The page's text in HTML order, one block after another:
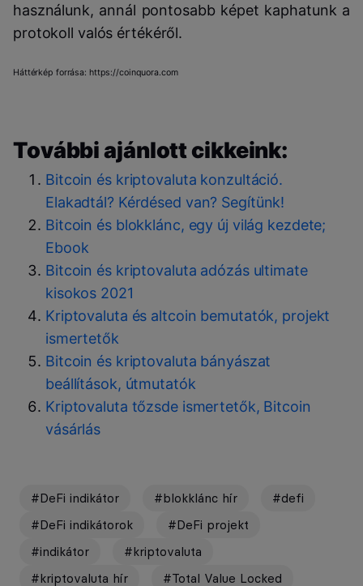
használunk, annál pontosabb képet kaphatunk a
protokoll valós értékéről.
Háttérkép forrása: https://coinquora.com
További ajánlott cikkeink:
Bitcoin és kriptovaluta konzultáció.
Elakadtál? Kérdésed van? Segítünk!
Bitcoin és blokklánc, egy új világ kezdete;
Ebook
Bitcoin és kriptovaluta adózás ultimate
kisokos 2021
Kriptovaluta és altcoin bemutatók, projekt
ismertetők
Bitcoin és kriptovaluta bányászat
beállítások, útmutatók
Kriptovaluta tőzsde ismertetők, Bitcoin
vásárlás
#DeFi indikátor #blokklánc hír
#defi
#DeFi indikátorok
#DeFi projekt
#indikátor
#kriptovaluta
#kriptovaluta hír
#Total Value Locked